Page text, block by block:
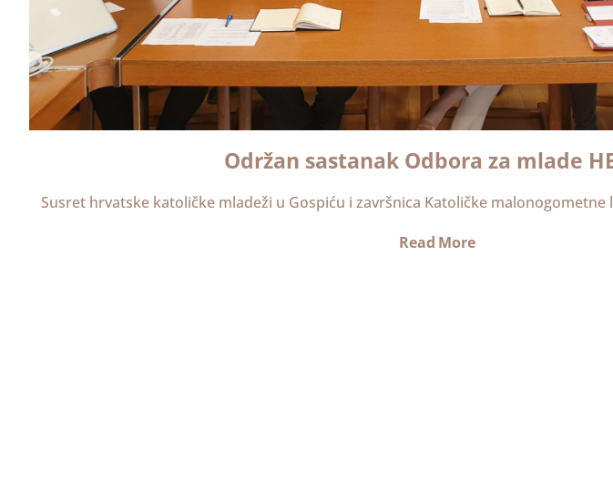
Održan sastanak Odbora za mlade
Susret hrvatske katoličke mladeži u Gospiću i završnica Katoličke malonogometne
Read More